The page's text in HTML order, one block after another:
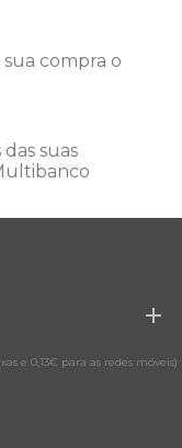
compra o
suas
e 0,13€ para as redes móveis)